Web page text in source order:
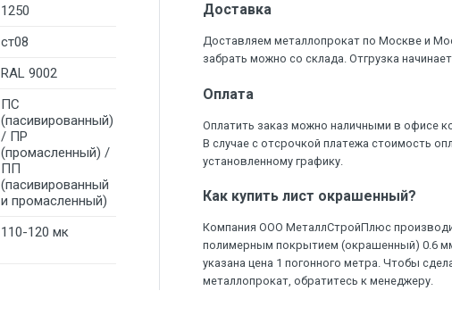
1250
ст08
RAL 9002
ПС
(пасивированный)
/ ПР
(промасленный) /
ПП
(пасивированный
и промасленный)
110-120 мк
Доставка
Доставляем металлопрокат по Москве и
забрать можно со склада. Отгрузка
Оплата
Оплатить заказ можно наличными в офисе
В случае с отсрочкой платежа стоимость
установленному графику.
Как купить лист окрашенный?
Компания ООО МеталлСтройПлюс
полимерным покрытием (окрашенный) 0.6
указана цена 1 погонного метра. Чтобы
металлопрокат, обратитесь к менеджеру.